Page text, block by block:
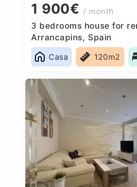
1 900€ / month
3 bedrooms house for
Arrancapins, Spain
Casa
120m2